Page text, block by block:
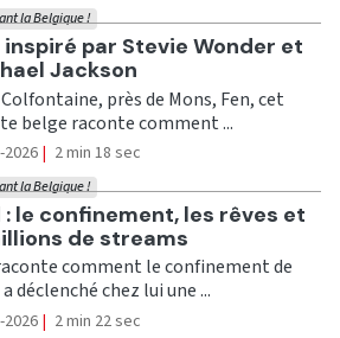
inspiré par Stevie Wonder et
Jackson
la Belgique !
Colfontaine, près de Mons, Fen, cet
belge raconte comment ...
2026 | 2 min 18 sec
: le confinement, les rêves et
de streams
la Belgique !
comment le confinement de
a déclenché chez lui une ...
2026 | 2 min 22 sec